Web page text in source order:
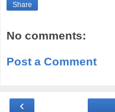
Share
No comments:
Post a Comment
‹